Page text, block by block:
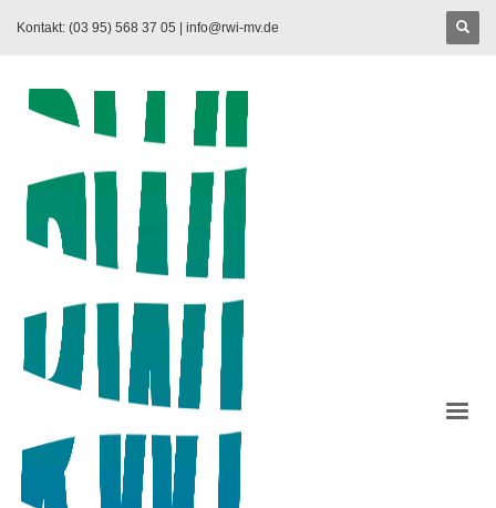
Kontakt: (03 95) 568 37 05 | info@rwi-mv.de